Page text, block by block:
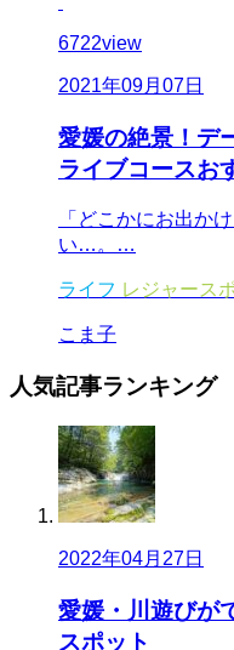
6722view
2021年09月07日
愛媛の絶景！デ
ライブコースお
「どこかにお出か
い…。…
ライフ レジャース
こま子
人気記事ランキング
2022年04月27日
愛媛・川遊びが
スポット